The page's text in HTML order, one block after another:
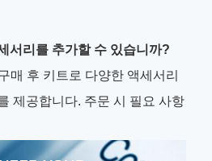
서리를 추가할 수 있습니까?
매 후 키트로 다양한 액세서리
제공합니다. 주문 시 필요 사항